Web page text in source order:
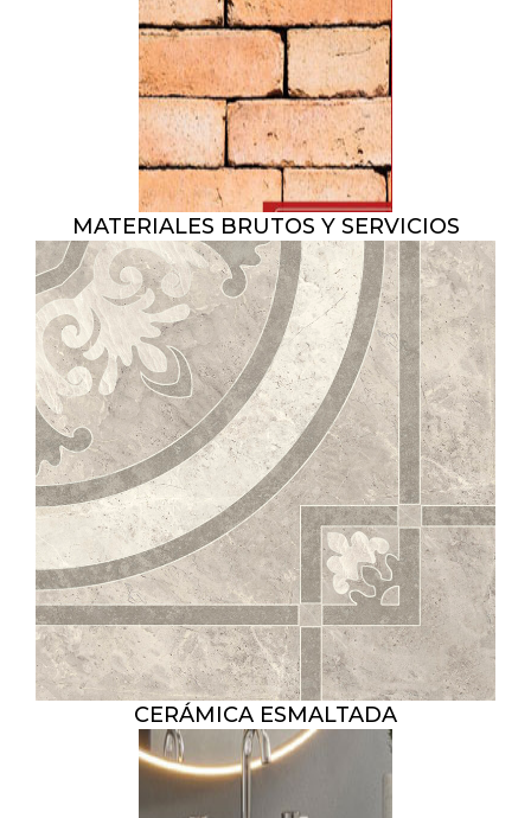
MATERIALES BRUTOS Y SERVICIOS
CERÁMICA ESMALTADA